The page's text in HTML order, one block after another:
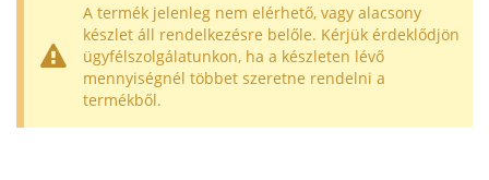
A termék jelenleg nem elérhető, vagy alacsony
készlet áll rendelkezésre belőle. Kérjük érdeklődjön
ügyfélszolgálatunkon, ha a készleten lévő
mennyiségnél többet szeretne rendelni a
termékből.